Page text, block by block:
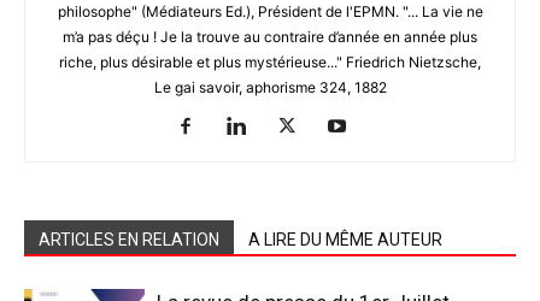
philosophe" (Médiateurs Ed.), Président de l'EPMN. "... La vie ne
m’a pas déçu ! Je la trouve au contraire d’année en année plus
riche, plus désirable et plus mystérieuse..." Friedrich Nietzsche,
Le gai savoir, aphorisme 324, 1882
ARTICLES EN RELATION A LIRE DU MÊME AUTEUR